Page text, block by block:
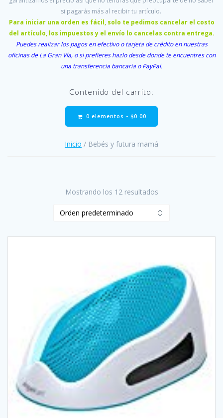
si pagarás más al recibir tu artículo.
Para iniciar una orden es fácil, solo te pedimos cancelar el costo
del artículo, los impuestos y el envío lo cancelas contra entrega.
Puedes realizar los pagos en efectivo o tarjeta de crédito en nuestras
oficinas de La Gran Vía, o si prefieres hazlo desde donde te encuentres con
una transferencia bancaria o PayPal.
Contenido del carrito:
0 elementos - $0.00
Inicio / Bebés y futura mamá
Mostrando los 12 resultados